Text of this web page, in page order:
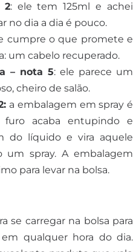
2: ele tem 125ml e achei
no dia a dia é pouco.
cumpre o que promete e
um cabelo recuperado.
– nota 5: ele parece um
cheiro de salão.
a embalagem em spray é
acaba entupindo e
do líquido e vira aquele
spray. A embalagem
para levar na bolsa.
se carregar na bolsa para
qualquer hora do dia.